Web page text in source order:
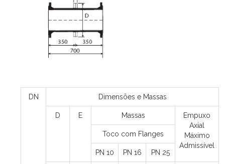
DN Dimensões e Massas
D E Massas
Empuxo
Axial
Máximo
Admissível
Toco com Flanges
PN 10 PN 16 PN 25